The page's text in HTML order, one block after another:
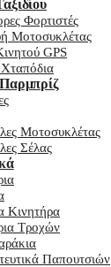
Φορτιστές
Μοτοσυκλέτας
GPS
Χταπόδια
Μοτοσυκλέτας
Σέλας
Κινητήρα
Τροχών
Παπουτσιών